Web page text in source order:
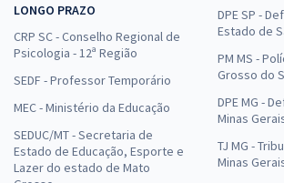
LONGO PRAZO
CRP SC - Conselho Regional de
Psicologia - 12ª Região
SEDF - Professor Temporário
MEC - Ministério da Educação
SEDUC/MT - Secretaria de
Estado de Educação, Esporte e
Lazer do estado de Mato
DPE SP -
Estado de
PM MS -
Grosso do
DPE MG -
Minas
TJ MG -
Minas